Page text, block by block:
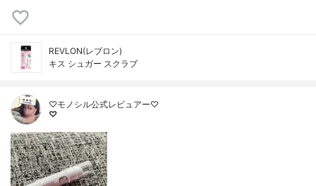
REVLON(レブロン)
キス シュガー スクラブ
♡モノシル公式レビュアー♡
♡